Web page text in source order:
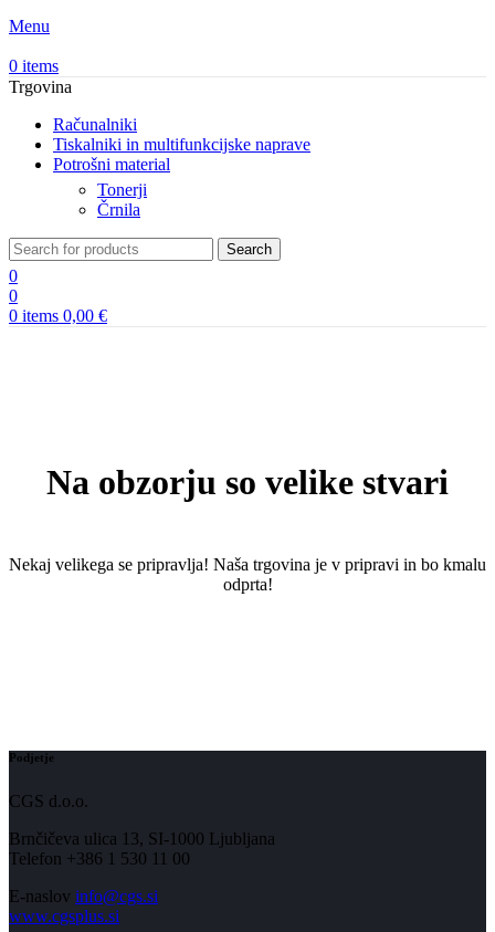
Menu
0 items
Trgovina
Računalniki
Tiskalniki in multifunkcijske naprave
Potrošni material
Tonerji
Črnila
Search
0
0
0 items 0,00 €
Na obzorju so velike stvari
Nekaj ​​velikega se pripravlja! Naša trgovina je v pripravi in ​​bo kmalu
odprta!
Podjetje
CGS d.o.o.
Brnčičeva ulica 13, SI-1000 Ljubljana
Telefon +386 1 530 11 00
E-naslov info@cgs.si
www.cgsplus.si